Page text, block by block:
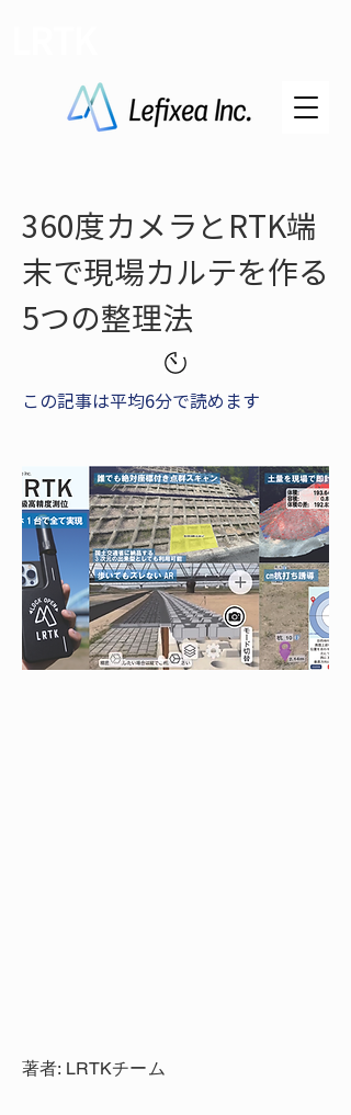
360度カメラとRTK端
末で現場カルテを作る
5つの整理法
この記事は平均6分で読めます
著者: LRTKチーム